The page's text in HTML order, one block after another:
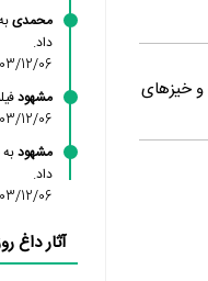
و خیز‌های
محمدی
داد.
12/06
مشهود
12/06
مشهودبه
داد.
12/06
آثار داغ